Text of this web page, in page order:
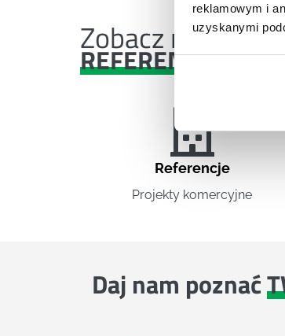
reklamowym i
uzyskanymi
Zobacz nasze
REFERENCJE I
Referencje
Projekty komercyjne
Daj nam poznać